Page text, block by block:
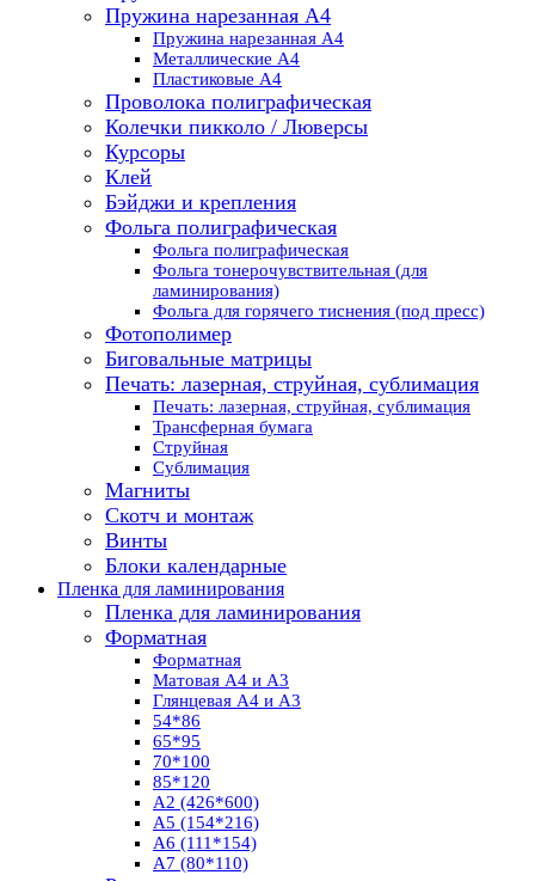
Пружина нарезанная А4
Пружина нарезанная А4
Металлические А4
Пластиковые А4
Проволока полиграфическая
Колечки пикколо / Люверсы
Курсоры
Клей
Бэйджи и крепления
Фольга полиграфическая
Фольга полиграфическая
Фольга тонерочувствительная (для
ламинирования)
Фольга для горячего тиснения (под пресс)
Фотополимер
Биговальные матрицы
Печать: лазерная, струйная, сублимация
Печать: лазерная, струйная, сублимация
Трансферная бумага
Струйная
Сублимация
Магниты
Скотч и монтаж
Винты
Блоки календарные
Пленка для ламинирования
Пленка для ламинирования
Форматная
Форматная
Матовая А4 и А3
Глянцевая А4 и А3
54*86
65*95
70*100
85*120
А2 (426*600)
А5 (154*216)
А6 (111*154)
А7 (80*110)